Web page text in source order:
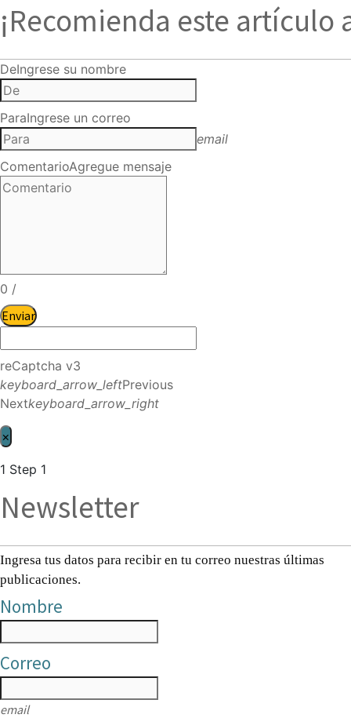
¡Recomienda este artículo
DeIngrese su nombre
ParaIngrese un correo
email
ComentarioAgregue mensaje
0 /
Enviar
reCaptcha v3
keyboard_arrow_leftPrevious
Nextkeyboard_arrow_right
×
1 Step 1
Newsletter
Ingresa tus datos para recibir en tu correo nuestras últimas
publicaciones.
Nombre
Correo
email